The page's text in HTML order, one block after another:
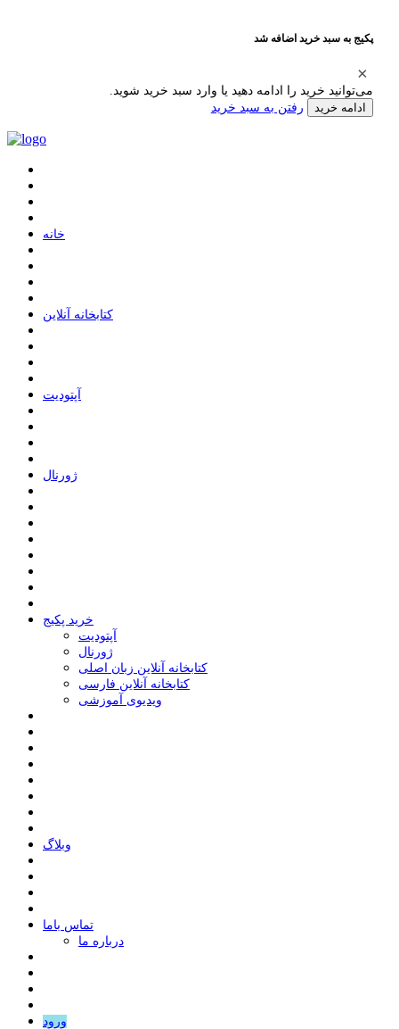
پکیج به سبد خرید اضافه شد
می‌توانید خرید را ادامه دهید یا وارد سبد خرید شوید.
ادامه خرید رفتن به سبد خرید
ﺧﺎﻧﻪ
ﮐﺘﺎﺑﺨﺎﻧﻪ ﺁﻧﻼﯾﻦ
ﺁﭘﺘﻮﺩﯾﺖ
ﮊﻭﺭﻧﺎﻝ
خرید پکیج
ﺁﭘﺘﻮﺩﯾﺖ
ﮊﻭﺭﻧﺎﻝ
کتابخانه آنلاین زبان اصلی
کتابخانه آنلاین فارسی
ویدیوی آموزشی
وبلاگ
ﺗﻤﺎﺱ ﺑﺎﻣﺎ
درباره ما
ورود